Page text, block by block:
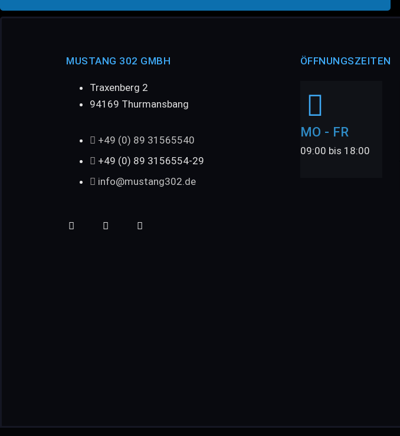
MUSTANG 302 GMBH
Traxenberg 2
94169 Thurmansbang
+49 (0) 89 31565540
+49 (0) 89 3156554-29
info@mustang302.de
ÖFFNUNGSZEITEN
MO - FR
09:00 bis 18:00